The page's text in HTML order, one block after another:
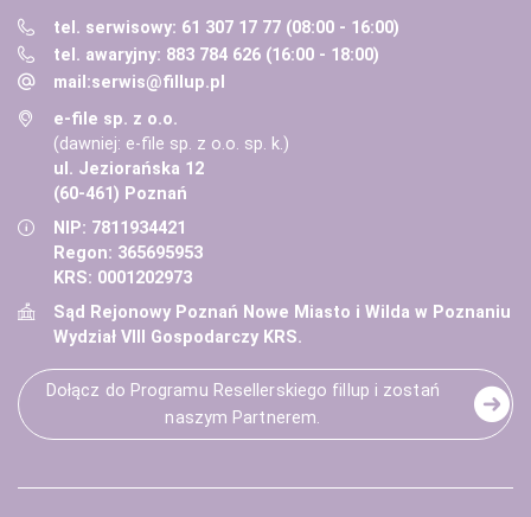
tel. serwisowy: 61 307 17 77 (08:00 - 16:00)
tel. awaryjny: 883 784 626 (16:00 - 18:00)
mail:serwis@fillup.pl
e-file sp. z o.o.
(dawniej: e-file sp. z o.o. sp. k.)
ul. Jeziorańska 12
(60-461) Poznań
NIP: 7811934421
Regon: 365695953
KRS: 0001202973
Sąd Rejonowy Poznań Nowe Miasto i Wilda w Poznaniu
Wydział VIII Gospodarczy KRS.
Dołącz do Programu Resellerskiego fillup i zostań
naszym Partnerem.